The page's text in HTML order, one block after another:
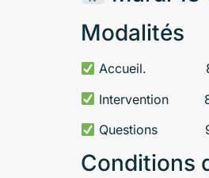
Modalités
Accueil.
Intervention
Questions
Conditions